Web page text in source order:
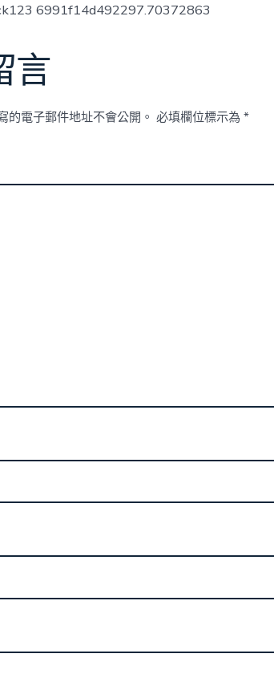
6991f14d492297.70372863
言
的電子郵件地址不會公開。 必填欄位標示為 *